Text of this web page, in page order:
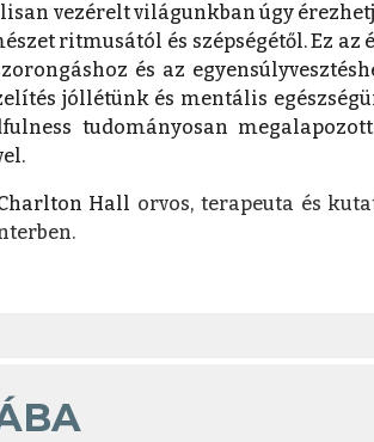
vezérelt világunkban úgy
ritmusától és szépségétől. Ez az
és az
jóllétünk és mentális
tudományosan
Hall orvos, terapeuta és
erben.